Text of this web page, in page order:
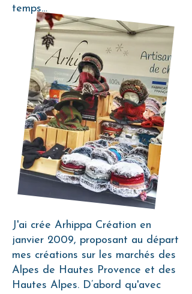
temps…
J'ai crée Arhippa Création en
janvier 2009, proposant au départ
mes créations sur les marchés des
Alpes de Hautes Provence et des
Hautes Alpes. D’abord qu'avec